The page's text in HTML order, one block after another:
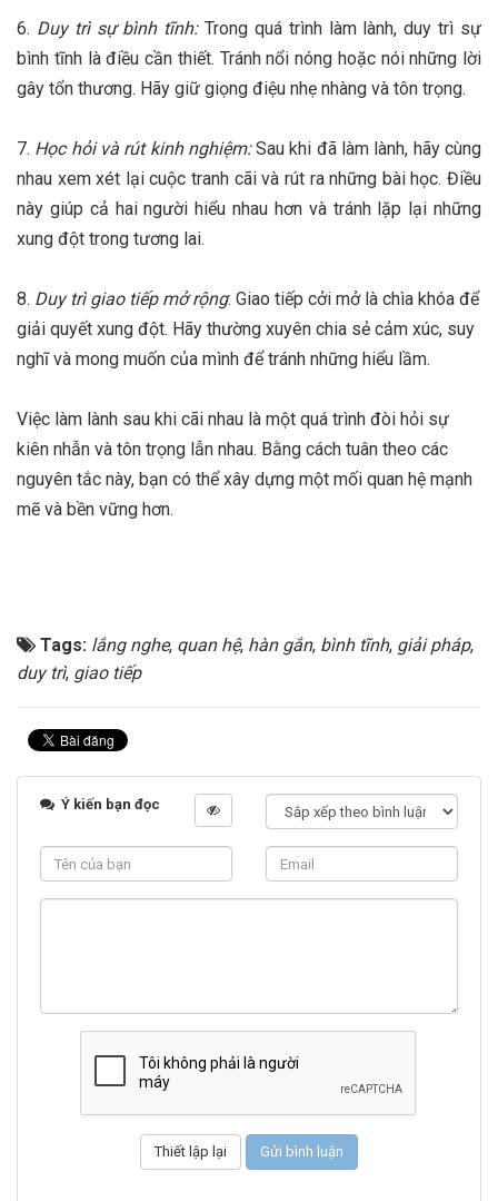
6. Duy trì sự bình tĩnh:Trong quá trình làm lành, duy trì sự
bình tĩnh là điều cần thiết. Tránh nổi nóng hoặc nói những lời
gây tổn thương. Hãy giữ giọng điệu nhẹ nhàng và tôn trọng.
7. Học hỏi và rút kinh nghiệm:Sau khi đã làm lành, hãy cùng
nhau xem xét lại cuộc tranh cãi và rút ra những bài học. Điều
này giúp cả hai người hiểu nhau hơn và tránh lặp lại những
xung đột trong tương lai.
8. Duy trì giao tiếp mở rộng: Giao tiếp cởi mở là chìa khóa để
giải quyết xung đột. Hãy thường xuyên chia sẻ cảm xúc, suy
nghĩ và mong muốn của mình để tránh những hiểu lầm.
Việc làm lành sau khi cãi nhau là một quá trình đòi hỏi sự
kiên nhẫn và tôn trọng lẫn nhau. Bằng cách tuân theo các
nguyên tắc này, bạn có thể xây dựng một mối quan hệ mạnh
mẽ và bền vững hơn.
Tags: lắng nghe, quan hệ, hàn gắn, bình tĩnh, giải pháp,
duy trì, giao tiếp
Ý kiến bạn đọc